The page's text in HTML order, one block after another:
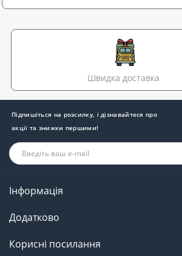
Швидка доставка
Підпишіться на розсилку, і дізнавайтеся про
акції та знижки першими!
Інформація
Додатково
Корисні посилання